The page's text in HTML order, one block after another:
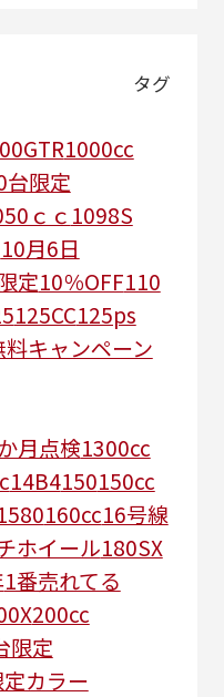
タグ
1000cc
台限定
ｃｃ 1098S
10月6日
定10％OFF110
125CC125ps
キャンペーン
月点検1300cc
14B4150150cc
160cc16号線
ホイール180SX
1番売れてる
200cc
限定
カラー